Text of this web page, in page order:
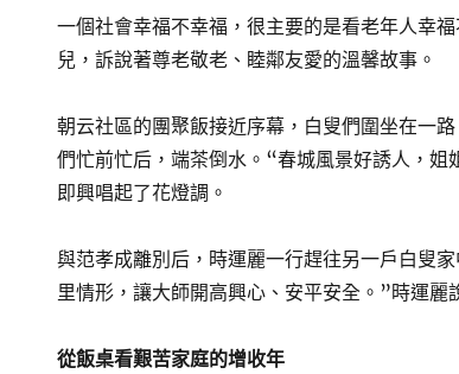
一個社會幸福不幸福，很主要的是看老年人幸
兒，訴說著尊老敬老、睦鄰友愛的溫馨故事。
朝云社區的團聚飯接近序幕，白叟們圍坐在一
們忙前忙后，端茶倒水。“春城風景好誘人，
即興唱起了花燈調。
與范孝成離別后，時運麗一行趕往另一戶白叟
里情形，讓大師開高興心、安平安全。”時運麗
從飯桌看艱苦家庭的增收年